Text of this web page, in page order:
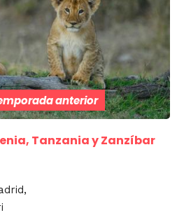
anterior
Tanzania y Zanzíbar